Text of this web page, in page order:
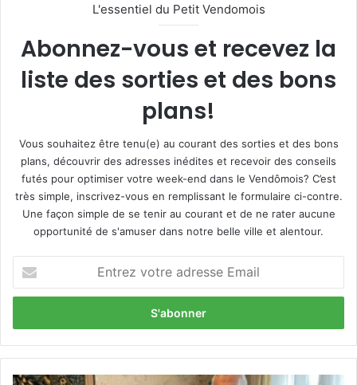
L'essentiel du Petit Vendomois
Abonnez-vous et recevez la
liste des sorties et des bons
plans!
Vous souhaitez être tenu(e) au courant des sorties et des bons
plans, découvrir des adresses inédites et recevoir des conseils
futés pour optimiser votre week-end dans le Vendômois? C’est
très simple, inscrivez-vous en remplissant le formulaire ci-contre.
Une façon simple de se tenir au courant et de ne rater aucune
opportunité de s'amuser dans notre belle ville et alentour.
t
e
z
o